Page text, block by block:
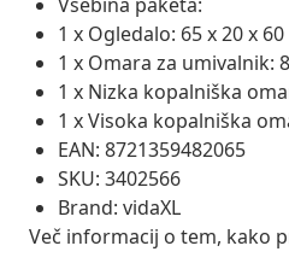
1 x Ogledalo: 65 x 20 x 60
1 x Omara za umivalnik:
1 x Nizka kopalniška
1 x Visoka kopalniška
EAN: 8721359482065
SKU: 3402566
Brand: vidaXL
Več informacij o tem, kako